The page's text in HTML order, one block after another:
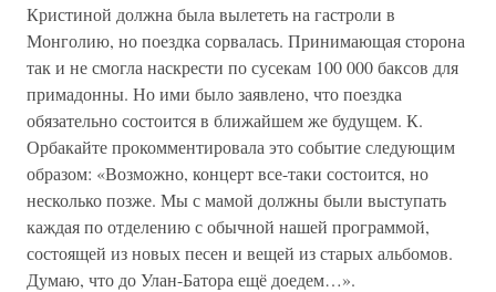
Кристиной должна была вылететь на гастроли в
Монголию, но поездка сорвалась. Принимающая сторона
так и не смогла наскрести по сусекам 100 000 баксов для
примадонны. Но ими было заявлено, что поездка
обязательно состоится в ближайшем же будущем. К.
Орбакайте прокомментировала это событие следующим
образом: «Возможно, концерт все-таки состоится, но
несколько позже. Мы с мамой должны были выступать
каждая по отделению с обычной нашей программой,
состоящей из новых песен и вещей из старых альбомов.
Думаю, что до Улан-Батора ещё доедем…».